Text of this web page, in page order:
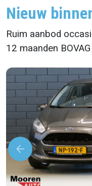
Nieuw
Ruim aanbod
12 maanden
arrow_backVolgende